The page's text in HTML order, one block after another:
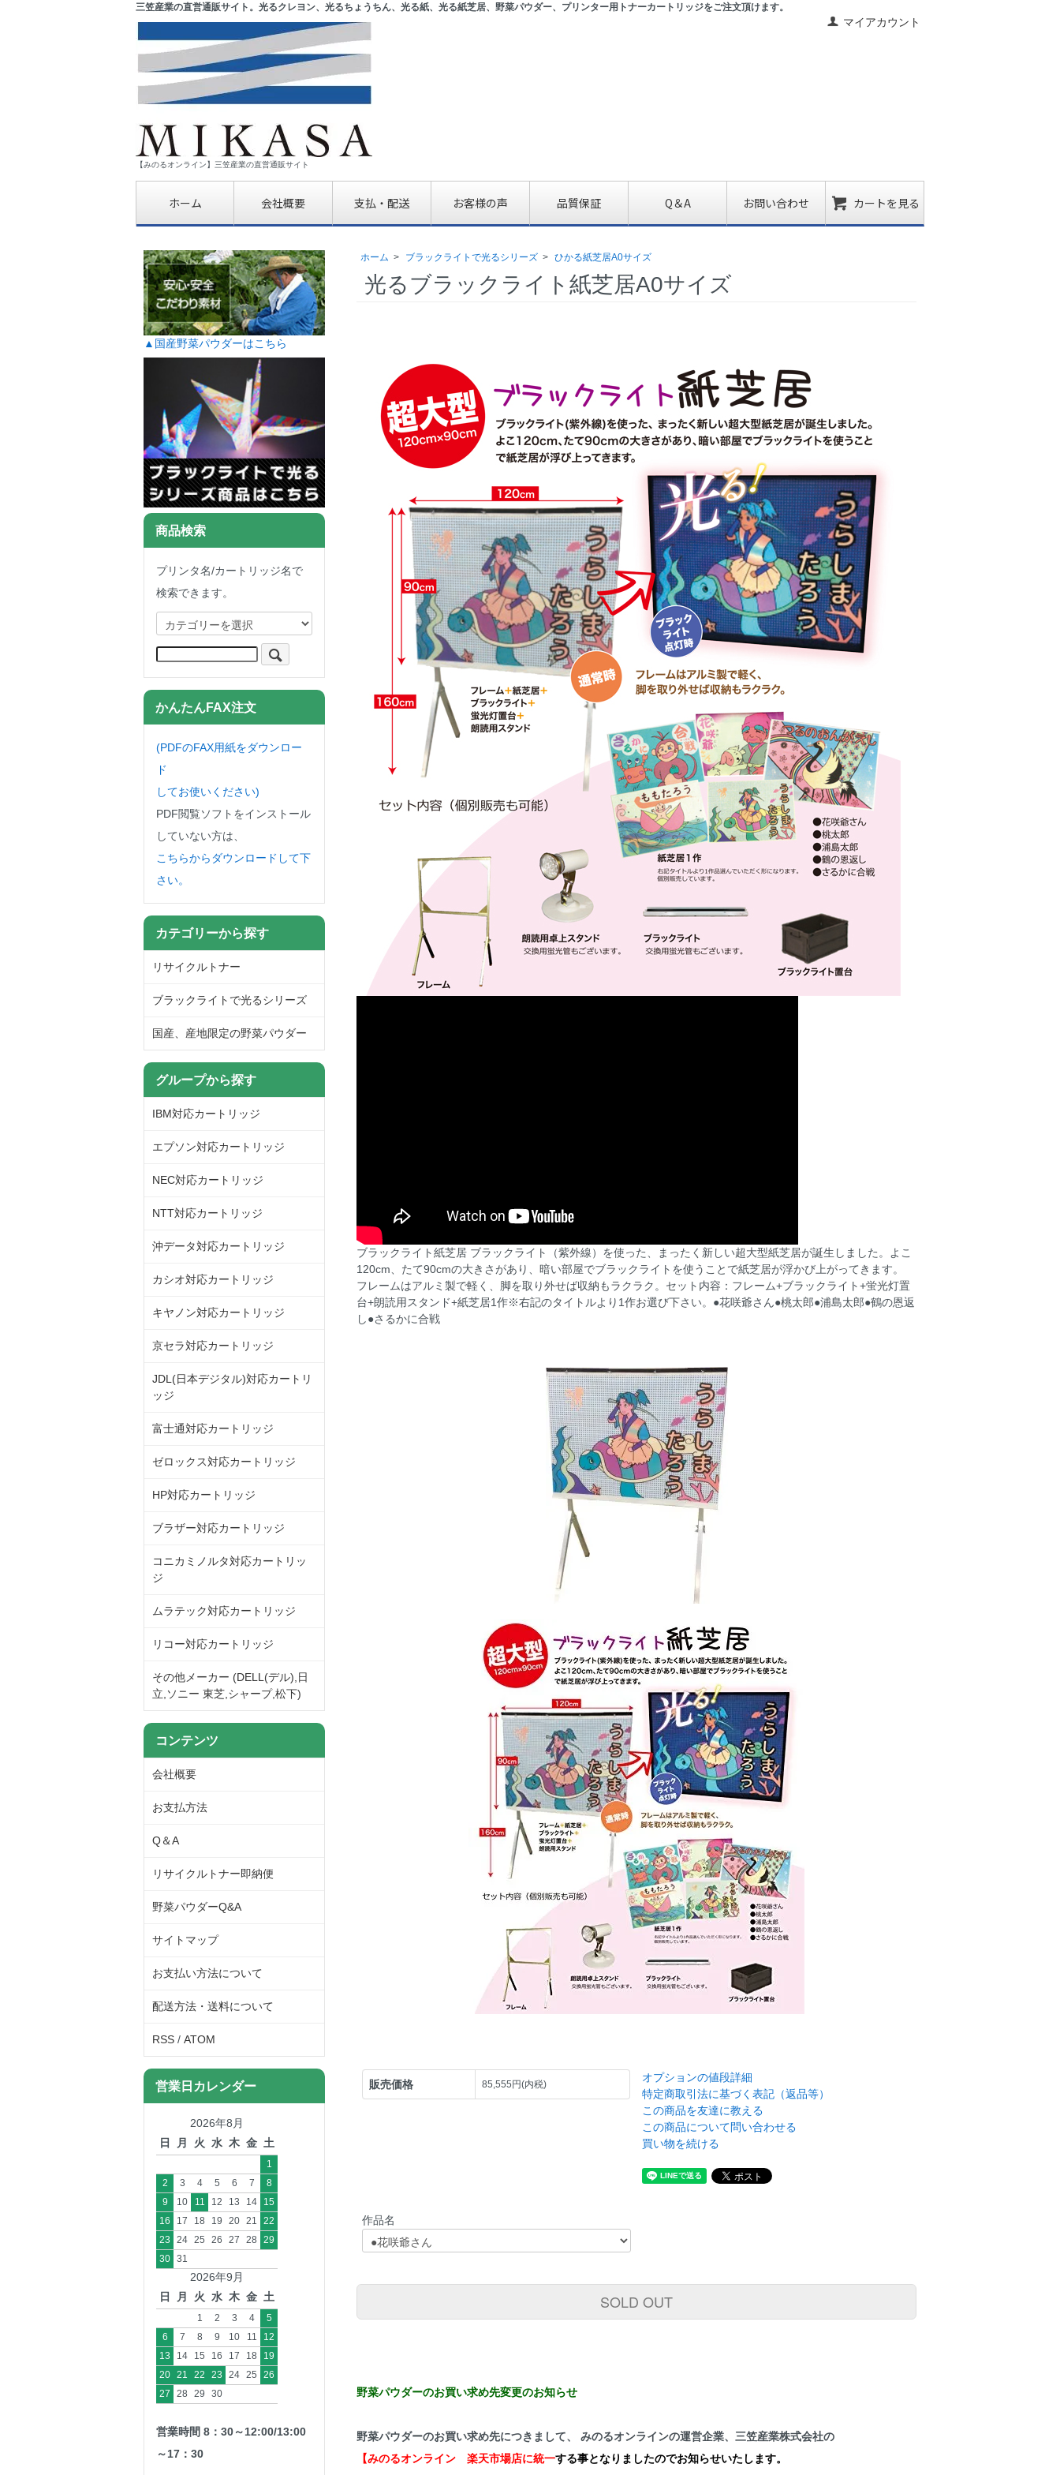
三笠産業の直営通販サイト。光るクレヨン、光るちょうちん、光る紙、光る紙芝居、野菜パウダー、プリンター用トナーカートリッジをご注文頂けます。
マイアカウント
【みのるオンライン】三笠産業の直営通販サイト
ホーム 会社概要 支払・配送 お客様の声 品質保証 Q＆A お問い合わせ カートを見る
ホーム > ブラックライトで光るシリーズ > ひかる紙芝居A0サイズ
光るブラックライト紙芝居A0サイズ
ブラックライト紙芝居 ブラックライト（紫外線）を使った、まったく新しい超大型紙芝居が誕生しました。よこ
120cm、たて90cmの大きさがあり、暗い部屋でブラックライトを使うことで紙芝居が浮かび上がってきます。
フレームはアルミ製で軽く、脚を取り外せば収納もラクラク。セット内容：フレーム+ブラックライト+蛍光灯置
台+朗読用スタンド+紙芝居1作※右記のタイトルより1作お選び下さい。●花咲爺さん●桃太郎●浦島太郎●鶴の恩返
し●さるかに合戦
販売価格 85,555円(内税)
オプションの値段詳細
特定商取引法に基づく表記（返品等）
この商品を友達に教える
この商品について問い合わせる
買い物を続ける
作品名
SOLD OUT
野菜パウダーのお買い求め先変更のお知らせ
野菜パウダーのお買い求め先につきまして、 みのるオンラインの運営企業、三笠産業株式会社の
【みのるオンライン 楽天市場店に統一する事となりましたのでお知らせいたします。
▲国産野菜パウダーはこちら
商品検索
プリンタ名/カートリッジ名で
検索できます。
かんたんFAX注文
(PDFのFAX用紙をダウンロー
ド
してお使いください)
PDF閲覧ソフトをインストール
していない方は、
こちらからダウンロードして下
さい。
カテゴリーから探す
リサイクルトナー
ブラックライトで光るシリーズ
国産、産地限定の野菜パウダー
グループから探す
IBM対応カートリッジ
エプソン対応カートリッジ
NEC対応カートリッジ
NTT対応カートリッジ
沖データ対応カートリッジ
カシオ対応カートリッジ
キヤノン対応カートリッジ
京セラ対応カートリッジ
JDL(日本デジタル)対応カートリ
ッジ
富士通対応カートリッジ
ゼロックス対応カートリッジ
HP対応カートリッジ
ブラザー対応カートリッジ
コニカミノルタ対応カートリッ
ジ
ムラテック対応カートリッジ
リコー対応カートリッジ
その他メーカー (DELL(デル),日
立,ソニー 東芝,シャープ,松下)
コンテンツ
会社概要
お支払方法
Q＆A
リサイクルトナー即納便
野菜パウダーQ&A
サイトマップ
お支払い方法について
配送方法・送料について
RSS / ATOM
営業日カレンダー
2026年8月
日
月 火 水 木 金 土
1
2
3 4 5 6 7
8
9
10 11 12 13 14
15
16
17 18 19 20 21
22
23
24 25 26 27 28
29
30 31
2026年9月
日
月 火 水 木 金 土
1 2 3 4
5
6
7 8 9 10 11
12
13
14 15 16 17 18
19
20 21 22 23 24 25
26
27
28 29 30
営業時間 8：30～12:00/13:00
～17：30